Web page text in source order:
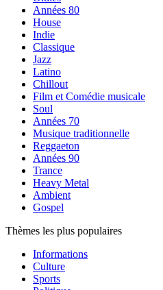
Années 80
House
Indie
Classique
Jazz
Latino
Chillout
Film et Comédie musicale
Soul
Années 70
Musique traditionnelle
Reggaeton
Années 90
Trance
Heavy Metal
Ambient
Gospel
Thèmes les plus populaires
Informations
Culture
Sports